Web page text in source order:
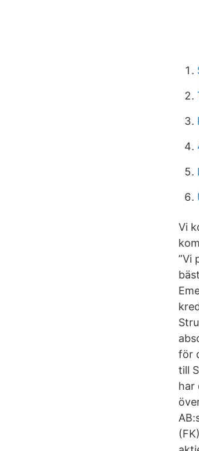
Vi
”Vi
för
till
har